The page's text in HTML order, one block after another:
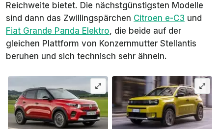
Reichweite bietet. Die nächstgünstigsten Modelle
sind dann das Zwillingspärchen Citroen e-C3 und
Fiat Grande Panda Elektro, die beide auf der
gleichen Plattform von Konzernmutter Stellantis
beruhen und sich technisch sehr ähneln.